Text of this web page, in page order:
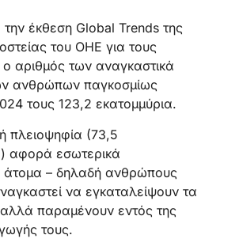
έκθεση Global Trends της
του ΟΗΕ για τους
αριθμός των αναγκαστικά
ανθρώπων παγκοσμίως
τους 123,2 εκατομμύρια.
πλειοψηφία (73,5
αφορά εσωτερικά
άτομα – δηλαδή ανθρώπους
να εγκαταλείψουν τα
αλλά παραμένουν εντός της
τους.